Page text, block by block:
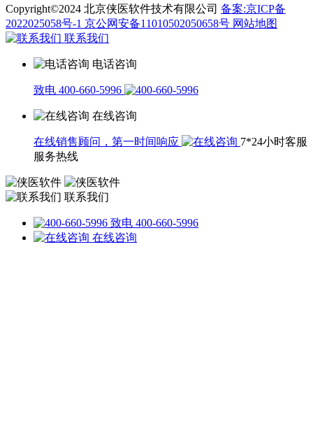
Copyright©2024 北京侠医软件技术有限公司 备案:京ICP备
2022025058号-1 京公网安备11010502050658号 网站地图
联系我们
电话咨询
致电 400-660-5996
在线咨询
在线销售顾问，第一时间响应
7*24小时客服
服务热线
联系我们
致电 400-660-5996
在线咨询